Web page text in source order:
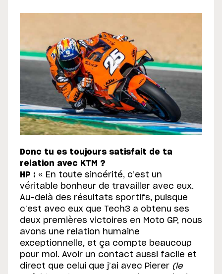
Donc tu es toujours satisfait de ta
relation avec KTM ?
HP : « En toute sincérité, c’est un
véritable bonheur de travailler avec eux.
Au-delà des résultats sportifs, puisque
c’est avec eux que Tech3 a obtenu ses
deux premières victoires en Moto GP, nous
avons une relation humaine
exceptionnelle, et ça compte beaucoup
pour moi. Avoir un contact aussi facile et
direct que celui que j’ai avec Pierer (le